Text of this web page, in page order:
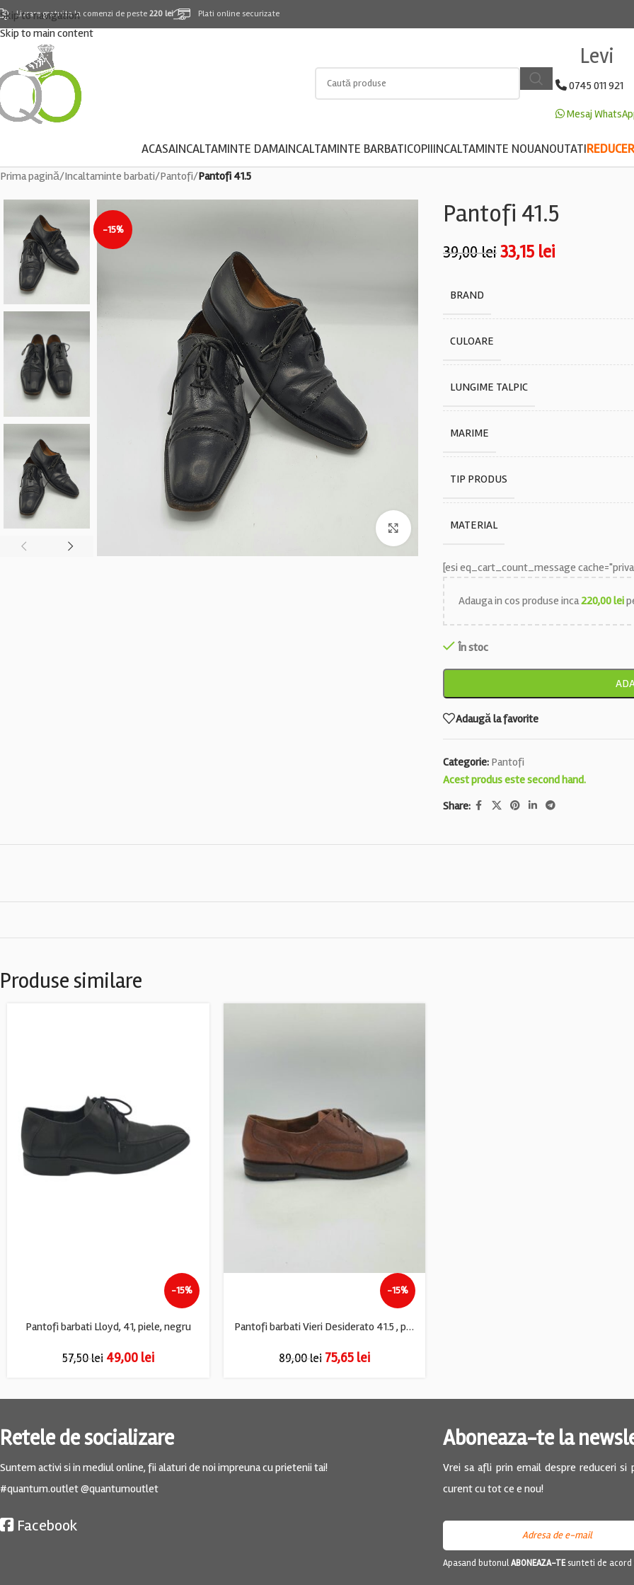
Skip to navigation
Skip to main content
Livrare gratuita la comenzi de peste 220 lei Plati online securizate
Levi
0745 011 921
Mesaj
ACASAINCALTAMINTE DAMAINCALTAMINTE BARBATICOPIIINCALTAMINTE NOUANOUTATI
Prima pagină/Incaltaminte barbati/Pantofi/Pantofi 41.5
-15%
Faceți click pentru a mări
Pantofi 41.5
39,00lei33,15 lei
BRAND
CULOARE
LUNGIME TALPIC
MARIME
TIP PRODUS
MATERIAL
[esi eq_cart_count_message
Adauga in cos produse inca220,00lei
În stoc
Adaugă la favorite
Categorie: Pantofi
Acest produs este second hand.
Share:
Produse similare
-15%
Pantofi barbati Lloyd, 41, piele, negru
57,50lei 49,00 lei
-15%
Pantofi barbati Vieri Desiderato 41.5 , piele , maro
89,00lei 75,65 lei
Retele de socializare
Suntem activi si in mediul online, fii alaturi de noi impreuna cu prietenii tai!
#quantum.outlet @quantumoutlet
Facebook
Aboneaza-te la
Vrei sa afli prin email despre reduceri
curent cu tot ce e nou!
Apasand butonulABONEAZA-TEsunteti de acord